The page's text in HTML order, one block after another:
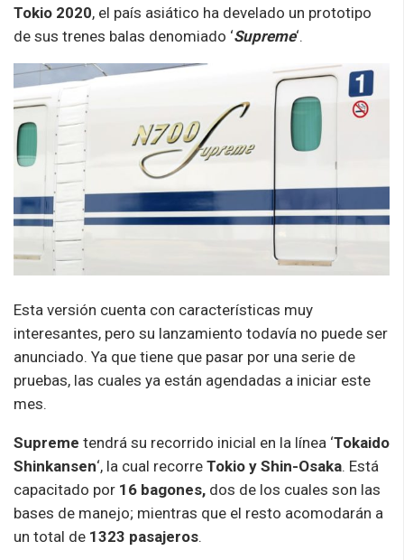
Tokio 2020, el país asiático ha develado un prototipo
de sus trenes balas denomiado ‘Supreme‘.
Esta versión cuenta con características muy
interesantes, pero su lanzamiento todavía no puede ser
anunciado. Ya que tiene que pasar por una serie de
pruebas, las cuales ya están agendadas a iniciar este
mes.
Supreme tendrá su recorrido inicial en la línea ‘Tokaido
Shinkansen‘, la cual recorre Tokio y Shin-Osaka. Está
capacitado por 16 bagones, dos de los cuales son las
bases de manejo; mientras que el resto acomodarán a
un total de 1323 pasajeros.